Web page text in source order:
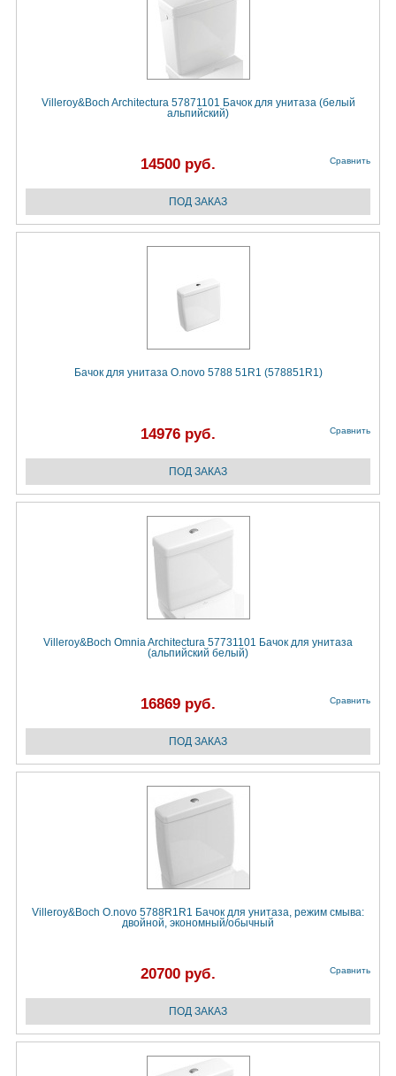
Villeroy&Boch Architectura 57871101 Бачок для унитаза (белый
альпийский)
14500 руб. Сравнить
Бачок для унитаза O.novo 5788 51R1 (578851R1)
14976 руб. Сравнить
Villeroy&Boch Omnia Architectura 57731101 Бачок для унитаза
(альпийский белый)
16869 руб. Сравнить
Villeroy&Boch O.novo 5788R1R1 Бачок для унитаза, режим смыва:
двойной, экономный/обычный
20700 руб. Сравнить